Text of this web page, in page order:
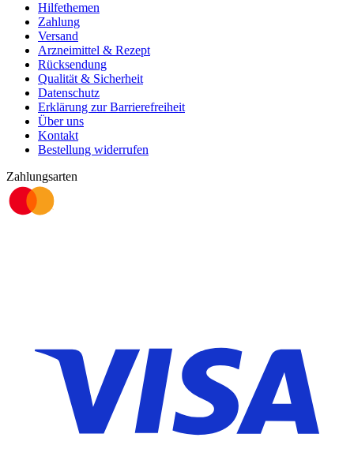
Hilfethemen
Zahlung
Versand
Arzneimittel & Rezept
Rücksendung
Qualität & Sicherheit
Datenschutz
Erklärung zur Barrierefreiheit
Über uns
Kontakt
Bestellung widerrufen
Zahlungsarten